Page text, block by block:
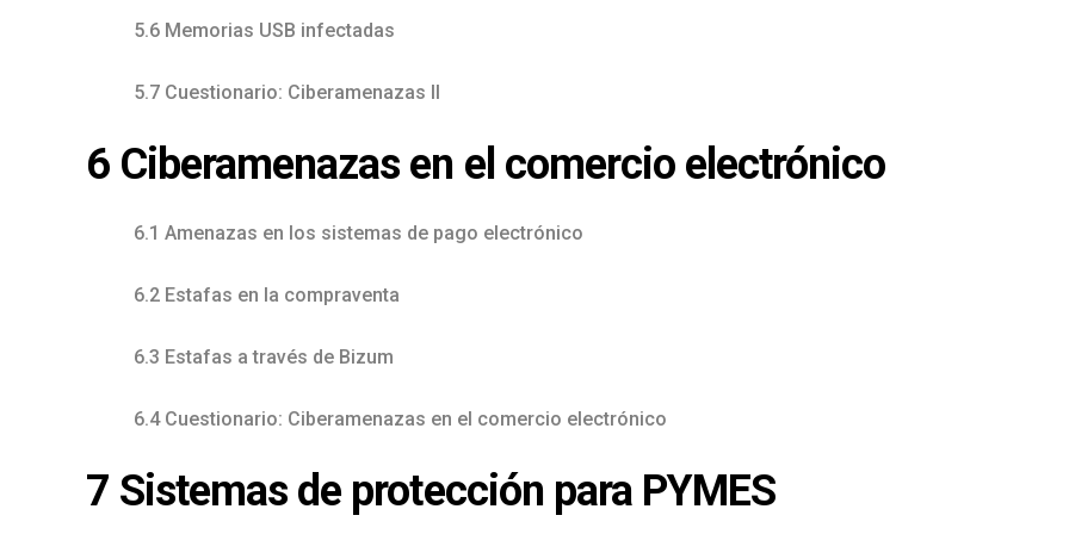
5.6 Memorias USB infectadas
5.7 Cuestionario: Ciberamenazas II
6 Ciberamenazas en el comercio electrónico
6.1 Amenazas en los sistemas de pago electrónico
6.2 Estafas en la compraventa
6.3 Estafas a través de Bizum
6.4 Cuestionario: Ciberamenazas en el comercio electrónico
7 Sistemas de protección para PYMES